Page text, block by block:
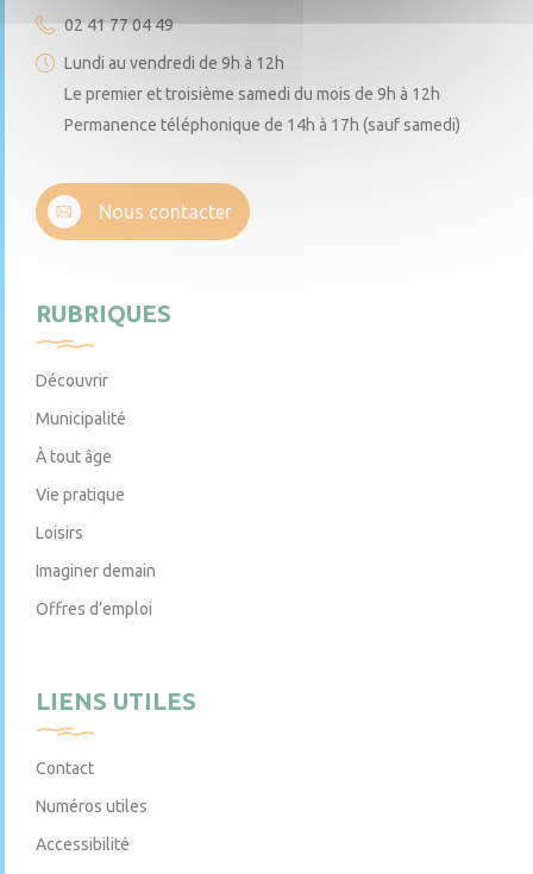
02 41 77 04 49
Lundi au vendredi de 9h à 12h
Le premier et troisième samedi du mois de 9h à 12h
Permanence téléphonique de 14h à 17h (sauf samedi)
Nous contacter
RUBRIQUES
Découvrir
Municipalité
À tout âge
Vie pratique
Loisirs
Imaginer demain
Offres d’emploi
LIENS UTILES
Contact
Numéros utiles
Accessibilité